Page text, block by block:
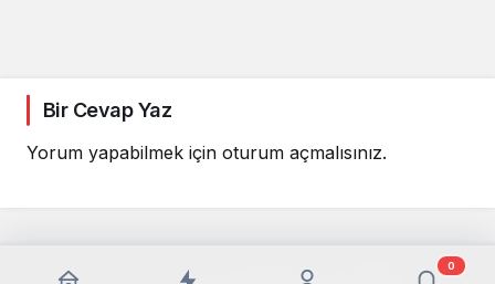
Bir Cevap Yaz
Yorum yapabilmek için oturum açmalısınız.
0